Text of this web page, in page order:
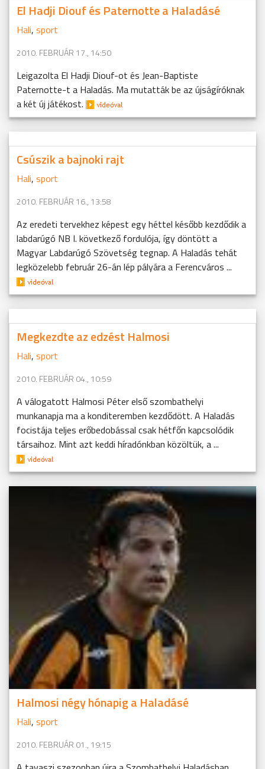
El Hadji Diouf és Paternotte a Haladásé
Hali, sport
2010. FEBRUÁR 17., 14:50
Leigazolta El Hadji Diouf-ot és Jean-Baptiste
Paternotte-t a Haladás. Ma mutatták be az újságíróknak
a két új játékost.
Csúszik a bajnoki rajt
Hali, sport
2010. FEBRUÁR 16., 13:58
Az eredeti tervekhez képest egy héttel később kezdődik a
labdarúgó NB I. következő fordulója, így döntött a
Magyar Labdarúgó Szövetség tegnap. A Haladás tehát
legközelebb február 26-án lép pályára a Ferencváros ...
Megkezdte az edzést Halmosi
Hali, sport
2010. FEBRUÁR 04., 10:59
A válogatott Halmosi Péter első szombathelyi
munkanapja ma a konditeremben kezdődött. A Haladás
focistája teljes erőbedobással csak hétfőn kapcsolódik
társaihoz. Mint azt keddi híradónkban közöltük, a ...
Halmosi négy hónapig a Haladásé
Hali, sport
2010. FEBRUÁR 01., 19:15